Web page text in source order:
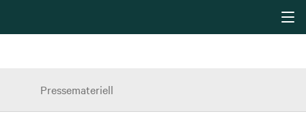
Pressemateriell